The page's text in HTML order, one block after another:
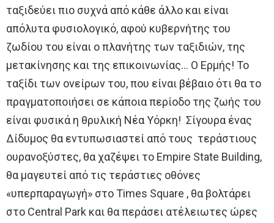
ταξιδεύει πιο συχνά από κάθε άλλο και είναι
απόλυτα φυσιολογικό, αφού κυβερνήτης του
ζωδίου του είναι ο πλανήτης των ταξιδιών, της
μετακίνησης και της επικοινωνίας… Ο Ερμής! Το
ταξίδι των ονείρων του, που είναι βέβαιο ότι θα το
πραγματοποιήσει σε κάποια περίοδο της ζωής του
είναι φυσικά η θρυλική Νέα Υόρκη! Σίγουρα ένας
Δίδυμος θα εντυπωσιαστεί από τους τεράστιους
ουρανοξύστες, θα χαζέψει το Empire State Building,
θα μαγευτεί από τις τεράστιες οθόνες
«υπερπαραγωγή» στο Times Square , θα βολτάρει
στο Central Park και θα περάσει ατέλειωτες ώρες